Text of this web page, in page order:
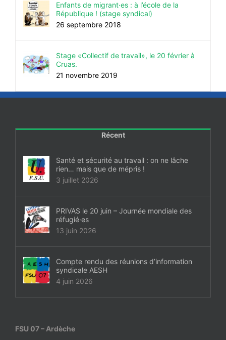
Enfants de migrant·es : à l’école de la
République ! (stage syndical)
26 septembre 2018
Stage «Collectif de travail», le 20 février à
Cruas.
21 novembre 2019
Récent
Santé et sécurité au travail : on ne lâche
rien… mais que de mépris !
3 juillet 2026
PRIVAS le 20 juin – Journée mondiale des
réfugié·es
13 juin 2026
Compte rendu des réunions d’information
syndicale AESH
4 juin 2026
FSU 07 – Ardèche